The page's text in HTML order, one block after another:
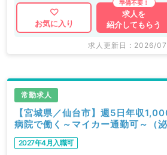
マイナビDOCTORでは病院やクリ
関求人はもちろんのこと、
ます。
求人内容の詳細等はお気軽にお問合
お気に入り
求人を
紹介してもらう
求人更新日 : 2026/
常勤求人
【宮城県／仙台市】週5日年収
病院で働く～マイカー通勤可～（泌
2027年4月入職可